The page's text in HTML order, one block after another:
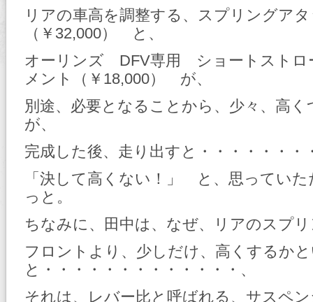
リアの車高を調整する、スプリングア
（￥32,000） と、
オーリンズ DFV専用 ショートストロ
メント（￥18,000） が、
別途、必要となることから、少々、高
が、
完成した後、走り出すと・・・・・・・
「決して高くない！」 と、思ってい
っと。
ちなみに、田中は、なぜ、リアのスプ
フロントより、少しだけ、高くするか
と・・・・・・・・・・・・・、
それは、レバー比と呼ばれる、サスペ